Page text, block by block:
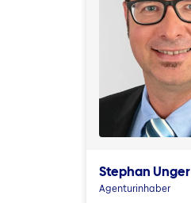
Stephan Unger
Agenturinhaber